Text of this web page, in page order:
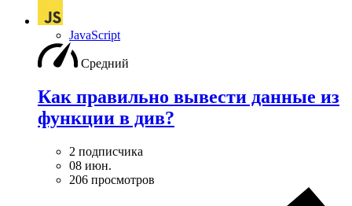
JavaScript
Средний
Как правильно вывести данные из
функции в див?
2 подписчика
08 июн.
206 просмотров